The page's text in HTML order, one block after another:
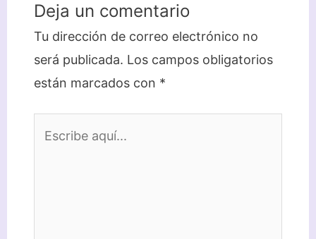
Deja un comentario
Tu dirección de correo electrónico no
será publicada. Los campos obligatorios
están marcados con *